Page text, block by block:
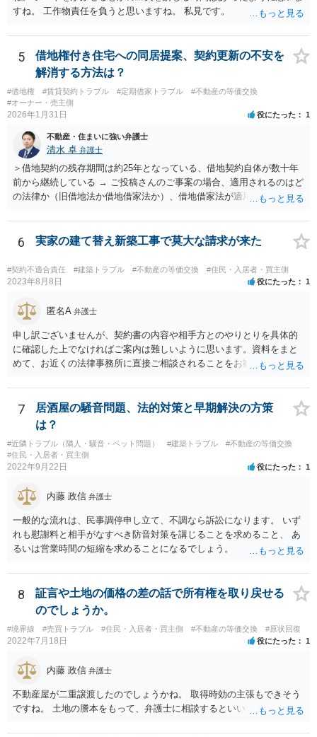
すね。 工作物責任を負うと思いますね。 私見です。
5
借地権付き住宅への同居提案、契約更新の不安を
解消する方法は？
#借地権 #賃貸契約トラブル #定期借家トラブル
#不動産の等価交換
#オーナー・売主側
2026年1月31日 役にたった 1
不動産・住まいに強い弁護士
清水 卓 弁護士
＞借地契約の残存期間は約25年となっている、借地契約自体が数十年
前から継続している → ご投稿さんのご事案の場合、適用されるのはど
の法律か（旧借地法か借地借家法か）、借地借家法が適用される場合
ないことを前提とする契約か、借地借家法の更新に関する規定の適用
のある契約か）等につき、まず、お父様が締結されている契約書の内
で、契約書の内容や適用される法律等に基づき、今後の対応を検討な
されるべきでしょう。 借地契約自体が数十年前から継続している等
時期によっては、借地借家法ではなく、旧借地法が適用されるご事案
かもしれません。 ※借地借家法の施行日が平成４年８月１日の関係
で、平成４年７月３１日以前に締結された借地契約については、依然
として旧借地法が適用されます。 なお、適用される法律が旧借地
法、借地借家法のいずれであったとしても、家主側の更新拒絶には正
契約が締結されている場合、契約の更新がないことを前提とする一般
定期借地権となっている可能性もあるので、契約内容の確認をしてみ
容とする特約は、借地人に不利な特約として無効とされます。 しか
しながら、存続期間を50年以上とする借地契約を締結するに際し、３
③建物買取請求をしない）を付ける、一般定期借地権を設定するこが
認められています（借地借家法22条）。 【参考】借地借家法 第２２条
（一般定期借地権） 存続期間を５０年以上として借地権を設定する
場合においては、第９条及び第１６条の規定にかかわらず、契約の更
新（更新の請求及び土地の使用の継続によるものを含む。次条第１項
ことができる。この場合においては、その特約は、公正証書による等
書面によってしなければならない。
6 実家の建て替え新築工事で莫大な請求が来た
#契約不適合責任 #建築トラブル #不動産の等価交換 #住民・入居者・買主側
2023年8月8日 役にたった 1
匿名A 弁護士
申し訳ございませんが、契約書の内容や相手方とのやりとりを具体的
に確認した上でなければご案内は難しいように思います。資料をまと
めて、お近くの法律事務所に直接ご相談されることをお勧めいたしま
7
居酒屋の騒音問題、法的対策と早期解決の方策
は？
#近隣トラブル（隣人・騒音・ペット問題） #建築トラブル
#不動産の等価交換
#住民・入居者・買主側
2022年9月22日 役にたった 1
内藤 政信 弁護士
一般的な流れは、民事調停申し立て、不調なら訴訟になります。 いず
れも慰謝料と相手がなすべき防音対策を講じることを求めること、 あ
るいは営業時間の短縮を求めることになるでしょう。
8
証言や土地の価格の差の話で所有権を取り戻せる
のでしょうか。
#境界線 #売買トラブル #住民・入居者・買主側 #不動産の等価交換 #原状回復
2022年7月18日 役にたった 1
内藤 政信 弁護士
不動産屋が二重譲渡したのでしょうかね。 取得時効の主張もできそう
ですね。 土地の謄本をもって、弁護士に相談するといいでしょう。